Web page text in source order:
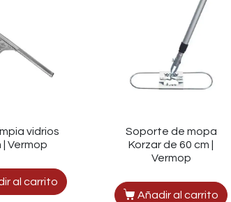
vidrios
| Vermop
al carrito
Soporte de mopa
Korzar de 60 cm |
Vermop
Añadir al carrito